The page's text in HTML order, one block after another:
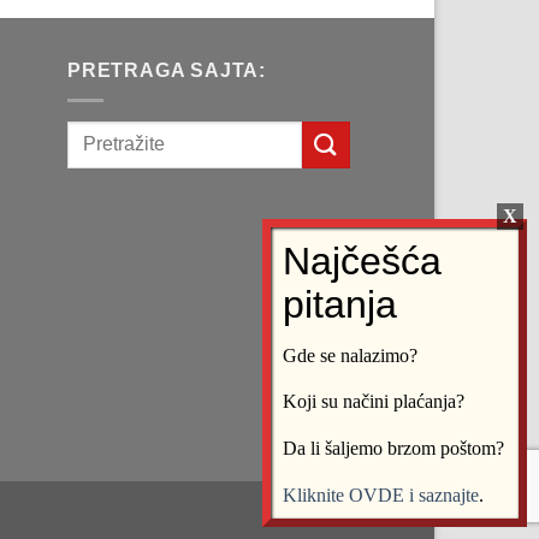
PRETRAGA SAJTA:
Gde se nalazimo?
Koji su načini plaćanja?
Da li šaljemo brzom poštom?
Kliknite OVDE i saznajte.